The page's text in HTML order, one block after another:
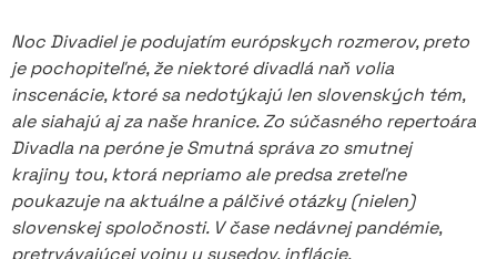
Noc Divadiel je podujatím európskych rozmerov, preto
je pochopiteľné, že niektoré divadlá naň volia
inscenácie, ktoré sa nedotýkajú len slovenských tém,
ale siahajú aj za naše hranice. Zo súčasného repertoára
Divadla na peróne je Smutná správa zo smutnej
krajiny tou, ktorá nepriamo ale predsa zreteľne
poukazuje na aktuálne a pálčivé otázky (nielen)
slovenskej spoločnosti. V čase nedávnej pandémie,
pretrvávajúcej vojny u susedov, inflácie,